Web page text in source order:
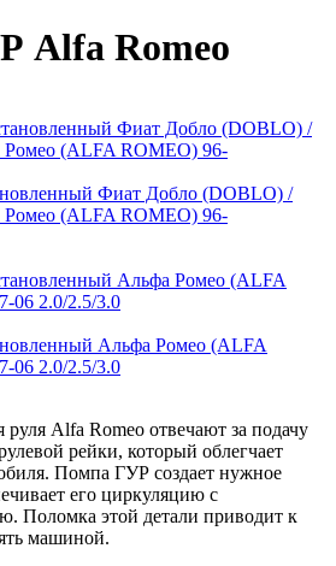
Alfa Romeo
Фиат Добло (DOBLO) /
(ALFA ROMEO) 96-
Альфа Ромео (ALFA
06 2.0/2.5/3.0
Alfa Romeo отвечают за подачу
рейки, который облегчает
Помпа ГУР создает нужное
его циркуляцию с
Поломка этой детали приводит к
машиной.